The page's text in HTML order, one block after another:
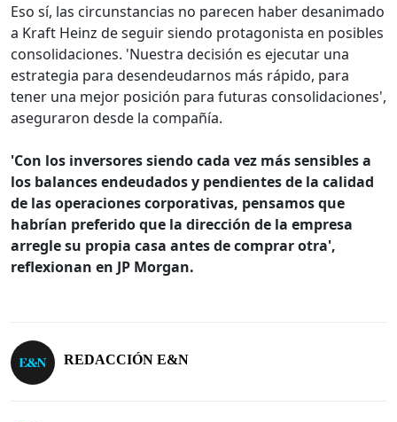
Eso sí, las circunstancias no parecen haber desanimado
a Kraft Heinz de seguir siendo protagonista en posibles
consolidaciones. 'Nuestra decisión es ejecutar una
estrategia para desendeudarnos más rápido, para
tener una mejor posición para futuras consolidaciones',
aseguraron desde la compañía.
'Con los inversores siendo cada vez más sensibles a
los balances endeudados y pendientes de la calidad
de las operaciones corporativas, pensamos que
habrían preferido que la dirección de la empresa
arregle su propia casa antes de comprar otra',
reflexionan en JP Morgan.
REDACCIÓN E&N